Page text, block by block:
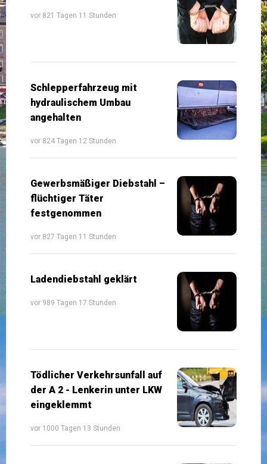
vor 821 Tagen 11 Stunden
Schlepperfahrzeug mit
hydraulischem Umbau
angehalten
vor 824 Tagen 12 Stunden
Gewerbsmäßiger Diebstahl –
flüchtiger Täter
festgenommen
vor 827 Tagen 11 Stunden
Ladendiebstahl geklärt
vor 989 Tagen 17 Stunden
Tödlicher Verkehrsunfall auf
der A 2 - Lenkerin unter LKW
eingeklemmt
vor 1000 Tagen 13 Stunden